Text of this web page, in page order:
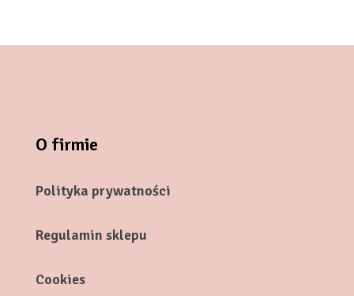
O firmie
Polityka prywatności
Regulamin sklepu
Cookies